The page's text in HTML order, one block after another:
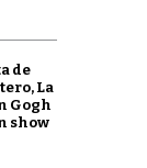
de
La
Gogh
show